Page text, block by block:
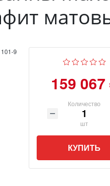
9
159 067
Количество
шт
КУПИТЬ